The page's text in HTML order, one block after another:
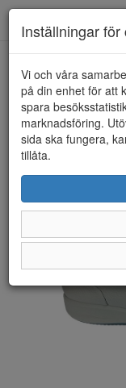
HEM ARA
Inställningar för
Vi och våra
på din enhet för att
spara
marknadsföring.
sida ska fungera,
tillåta.